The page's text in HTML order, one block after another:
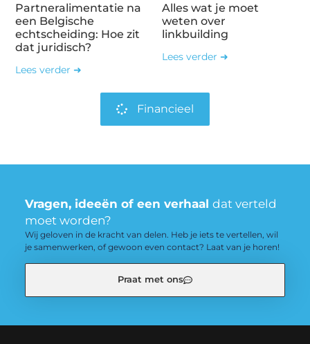
Partneralimentatie na
een Belgische
echtscheiding: Hoe zit
dat juridisch?
Lees verder ➜
Alles wat je moet
weten over
linkbuilding
Lees verder ➜
Financieel
Vragen, ideeën of een verhaal dat verteld
moet worden?
Wij geloven in de kracht van delen. Heb je iets te vertellen, wil
je samenwerken, of gewoon even contact? Laat van je horen!
Praat met ons